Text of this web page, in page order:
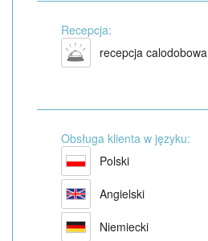
Recepcja:
recepcja calodobowa
Obsługa klienta w języku:
Polski
Angielski
Niemiecki